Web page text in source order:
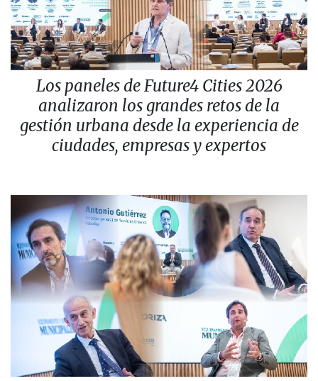
Los paneles de Future4 Cities 2026
analizaron los grandes retos de la
gestión urbana desde la experiencia de
ciudades, empresas y expertos